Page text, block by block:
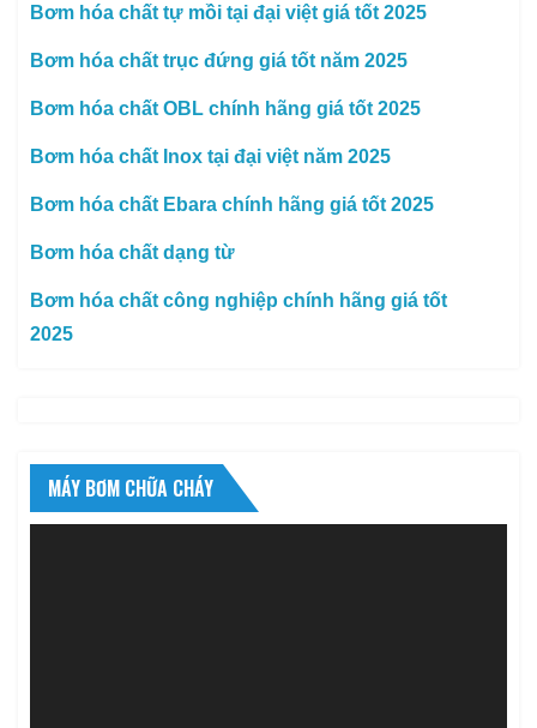
Bơm hóa chất tự mồi tại đại việt giá tốt 2025
Bơm hóa chất trục đứng giá tốt năm 2025
Bơm hóa chất OBL chính hãng giá tốt 2025
Bơm hóa chất Inox tại đại việt năm 2025
Bơm hóa chất Ebara chính hãng giá tốt 2025
Bơm hóa chất dạng từ
Bơm hóa chất công nghiệp chính hãng giá tốt
2025
MÁY BƠM CHỮA CHÁY